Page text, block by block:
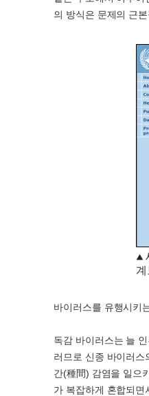
의 방식은 문제의 근
바이러스를 유행시키
독감 바이러스는 늘
러므로 신종 바이러
간(種間) 감염을 일으
가 복잡하게 혼합되